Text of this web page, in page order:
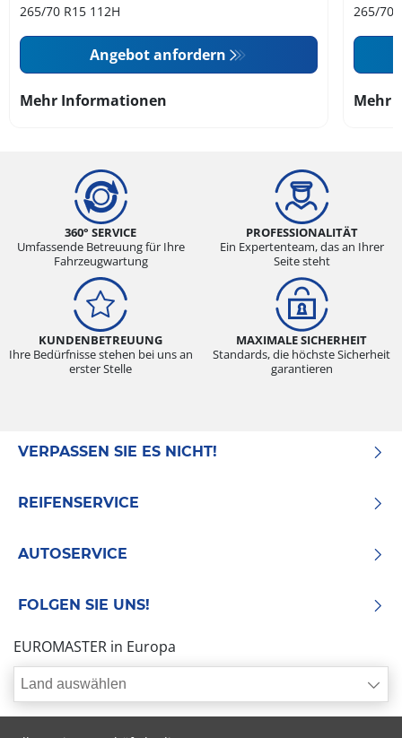
265/70 R15 112H
Angebot anfordern
Mehr Informationen
265/70
Mehr
360° SERVICE
Umfassende Betreuung für Ihre
Fahrzeugwartung
PROFESSIONALITÄT
Ein Expertenteam, das an Ihrer
Seite steht
KUNDENBETREUUNG
Ihre Bedürfnisse stehen bei uns an
erster Stelle
MAXIMALE SICHERHEIT
Standards, die höchste Sicherheit
garantieren
VERPASSEN SIE ES NICHT!
REIFENSERVICE
AUTOSERVICE
FOLGEN SIE UNS!
EUROMASTER in Europa
Land auswählen